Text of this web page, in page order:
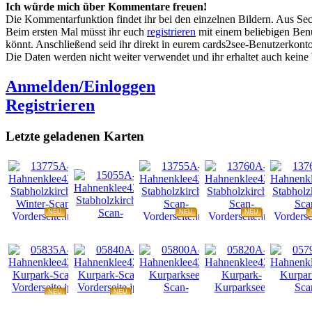
Ich würde mich über Kommentare freuen!
Die Kommentarfunktion findet ihr bei den einzelnen Bildern. Aus
Beim ersten Mal müsst ihr euch registrieren mit einem beliebigen
könnt. Anschließend seid ihr direkt in eurem cards2see-
Die Daten werden nicht weiter verwendet und ihr erhaltet auch
Anmelden/Einloggen
Registrieren
Letzte geladenen Karten
NEU NEU NEU
NEU
NEU